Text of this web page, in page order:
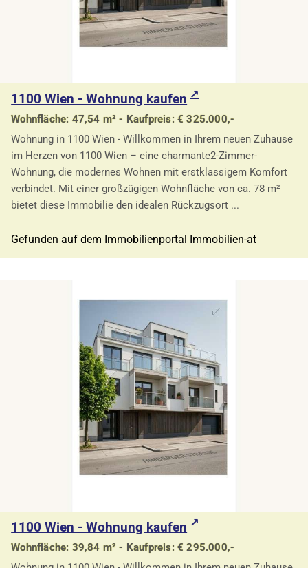
1100 Wien - Wohnung kaufen
Wohnfläche: 47,54 m² - Kaufpreis: € 325.000,-
Wohnung in 1100 Wien - Willkommen in Ihrem neuen Zuhause
im Herzen von 1100 Wien – eine charmante2-Zimmer-
Wohnung, die modernes Wohnen mit erstklassigem Komfort
verbindet. Mit einer großzügigen Wohnfläche von ca. 78 m²
bietet diese Immobilie den idealen Rückzugsort ...
Gefunden auf dem Immobilienportal Immobilien-at
1100 Wien - Wohnung kaufen
Wohnfläche: 39,84 m² - Kaufpreis: € 295.000,-